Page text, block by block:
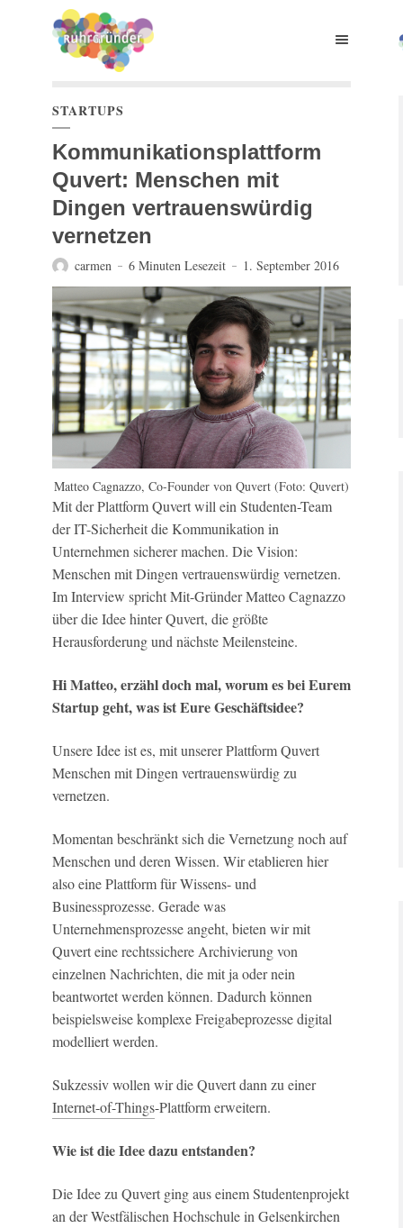
STARTUPS
Kommunikationsplattform
Quvert: Menschen mit
Dingen vertrauenswürdig
vernetzen
carmen 6 Minuten Lesezeit 1. September 2016
Matteo Cagnazzo, Co-Founder von Quvert (Foto: Quvert)
Mit der Plattform Quvert will ein Studenten-Team
der IT-Sicherheit die Kommunikation in
Unternehmen sicherer machen. Die Vision:
Menschen mit Dingen vertrauenswürdig vernetzen.
Im Interview spricht Mit-Gründer Matteo Cagnazzo
über die Idee hinter Quvert, die größte
Herausforderung und nächste Meilensteine.
Hi Matteo, erzähl doch mal, worum es bei Eurem
Startup geht, was ist Eure Geschäftsidee?
Unsere Idee ist es, mit unserer Plattform Quvert
Menschen mit Dingen vertrauenswürdig zu
vernetzen.
Momentan beschränkt sich die Vernetzung noch auf
Menschen und deren Wissen. Wir etablieren hier
also eine Plattform für Wissens- und
Businessprozesse. Gerade was
Unternehmensprozesse angeht, bieten wir mit
Quvert eine rechtssichere Archivierung von
einzelnen Nachrichten, die mit ja oder nein
beantwortet werden können. Dadurch können
beispielsweise komplexe Freigabeprozesse digital
modelliert werden.
Sukzessiv wollen wir die Quvert dann zu einer
Internet-of-Things-Plattform erweitern.
Wie ist die Idee dazu entstanden?
Die Idee zu Quvert ging aus einem Studentenprojekt
an der Westfälischen Hochschule in Gelsenkirchen